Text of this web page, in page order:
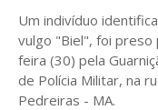
Um indivíduo
vulgo "Biel", foi
feira (30) pela
de Polícia Militar, na
Pedreiras - MA.